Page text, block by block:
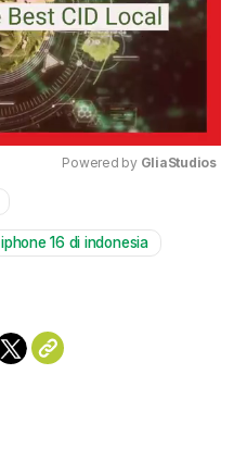
Powered by GliaStudios
iphone 16 di indonesia